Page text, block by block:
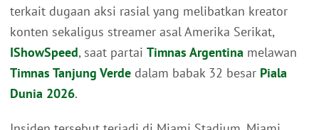
terkait dugaan aksi rasial yang melibatkan kreator
konten sekaligus streamer asal Amerika Serikat,
IShowSpeed, saat partai Timnas Argentina melawan
Timnas Tanjung Verde dalam babak 32 besar Piala
Dunia 2026.